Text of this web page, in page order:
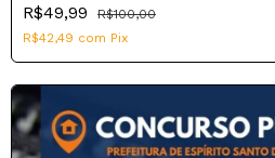
R$49,99
R$100,00
R$42,49 com Pix